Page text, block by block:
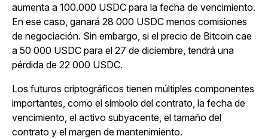
aumenta a 100.000 USDC para la fecha de vencimiento.
En ese caso, ganará 28 000 USDC menos comisiones
de negociación. Sin embargo, si el precio de Bitcoin cae
a 50 000 USDC para el 27 de diciembre, tendrá una
pérdida de 22 000 USDC.
Los futuros criptográficos tienen múltiples componentes
importantes, como el símbolo del contrato, la fecha de
vencimiento, el activo subyacente, el tamaño del
contrato y el margen de mantenimiento.